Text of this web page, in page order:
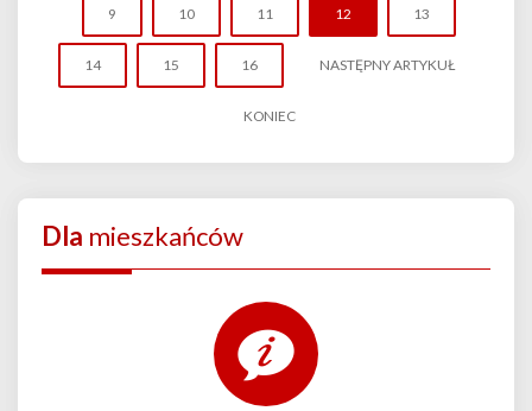
9 10 11 12 13
14 15 16 NASTĘPNY ARTYKUŁ
KONIEC
Dla mieszkańców